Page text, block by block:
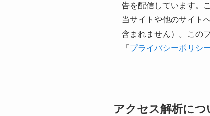
告を配信しています。
当サイトや他のサイト
含まれません）。この
「 プライバシーポリシ
アクセス解析につ